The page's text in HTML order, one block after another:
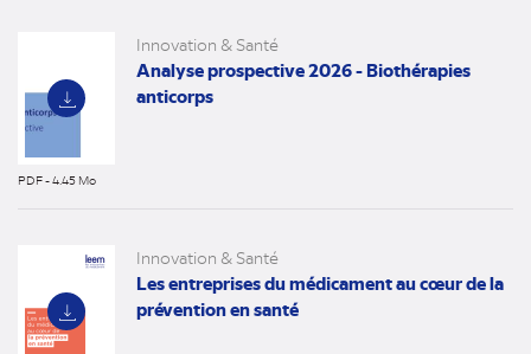
PDF - 4.45 Mo
Innovation & Santé
Analyse prospective 2026 - Biothérapies
anticorps
Innovation & Santé
Les entreprises du médicament au cœur de la
prévention en santé